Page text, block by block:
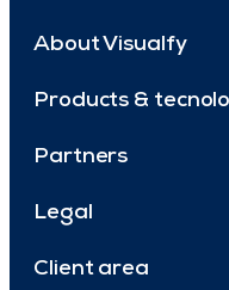
About Visualfy
Products &
Partners
Legal
Client area